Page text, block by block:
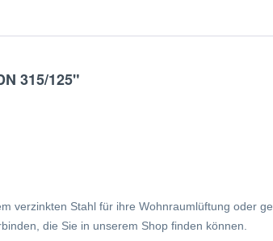
315/125"
verzinkten Stahl für ihre Wohnraumlüftung oder
die Sie in unserem Shop finden können.